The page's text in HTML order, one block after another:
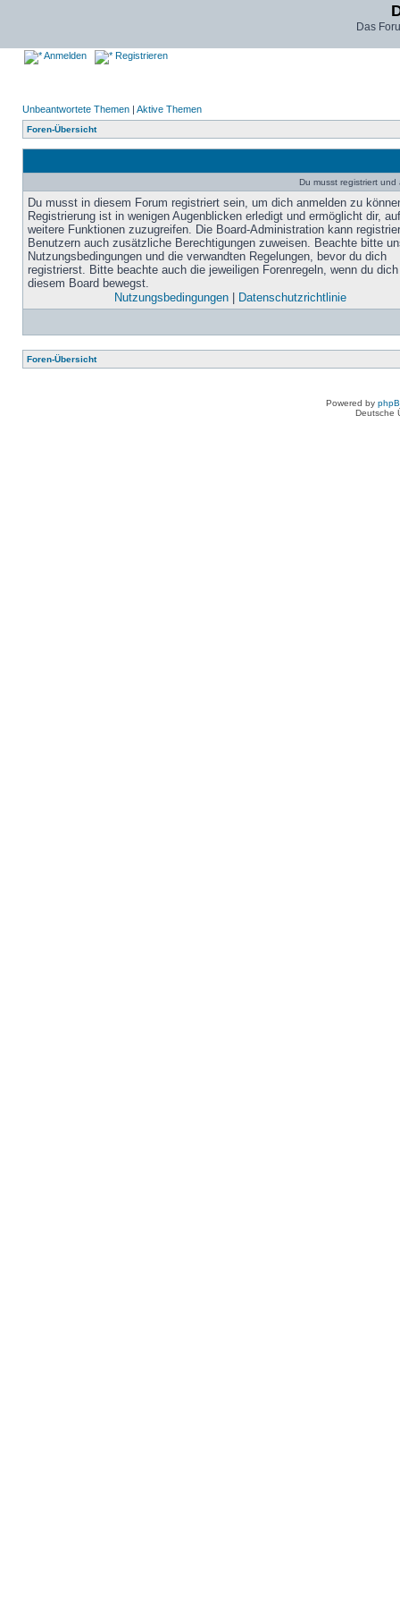
Das
Anmelden Registrieren
Unbeantwortete Themen | Aktive Themen
Foren-Übersicht
Du musst registriert
Du musst in diesem Forum registriert sein, um dich anmelden zu
Registrierung ist in wenigen Augenblicken erledigt und ermöglicht dir, auf
weitere Funktionen zuzugreifen. Die Board-Administration kann
Benutzern auch zusätzliche Berechtigungen zuweisen. Beachte bitte
Nutzungsbedingungen und die verwandten Regelungen, bevor du dich
registrierst. Bitte beachte auch die jeweiligen Forenregeln, wenn du
diesem Board bewegst.
Nutzungsbedingungen| Datenschutzrichtlinie
Foren-Übersicht
Powered by
Deutsche